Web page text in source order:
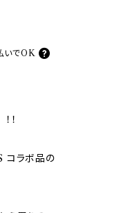
いでOK
！
ラボ品の